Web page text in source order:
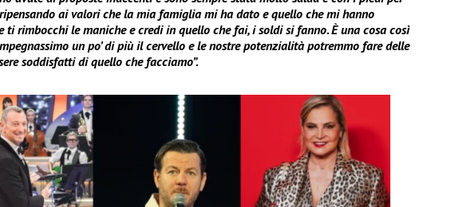
ai valori che la mia famiglia mi ha dato e quello che mi hanno
ti rimbocchi le maniche e credi in quello che fai, i soldi si fanno. È una cosa così
un po’ di più il cervello e le nostre potenzialità potremmo fare delle
soddisfatti di quello che facciamo”.